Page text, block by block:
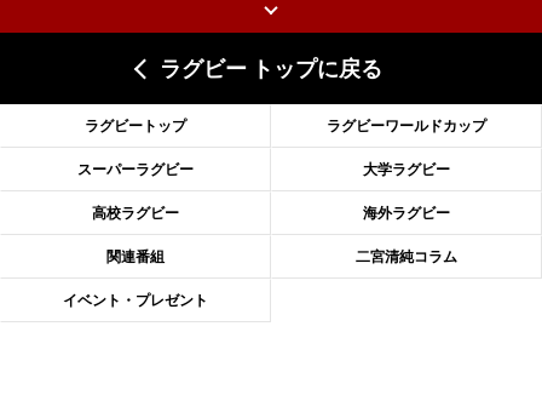
2026年6月18日(木)更新
滑川剛人レフリー、早過ぎる引退「27年W杯の主審、遠のいた夢」
2026年6月11日(木)更新
神戸、リーグワン初優勝の道のりデイブ・レニーHCの功績と財産
2026年6月4日(木)更新
“泣き虫先生”こと山口良治氏死去「信は力なり」骨太の教育方針
ラグビー トップに戻る
ラグビートップ ラグビーワールドカップ
スーパーラグビー 大学ラグビー
高校ラグビー 海外ラグビー
関連番組 二宮清純コラム
イベント・プレゼント